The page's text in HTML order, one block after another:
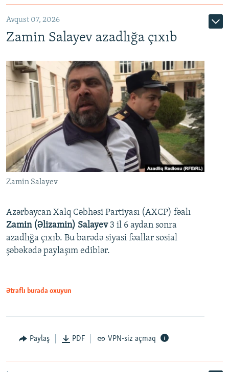
Avqust 07, 2026
Zamin Salayev azadlığa çıxıb
Zamin Salayev
Azərbaycan Xalq Cəbhəsi Partiyası (AXCP) fəalı
Zamin (Əlizamin) Salayev 3 il 6 aydan sonra
azadlığa çıxıb. Bu barədə siyasi fəallar sosial
şəbəkədə paylaşım ediblər.
Ətraflı burada oxuyun
Paylaş PDF VPN-siz açmaq